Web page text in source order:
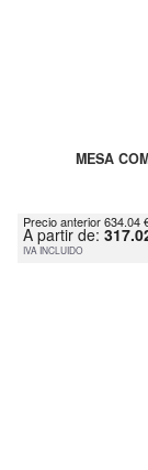
MESA
Precio anterior 634.04
A partir de:
IVA INCLUIDO